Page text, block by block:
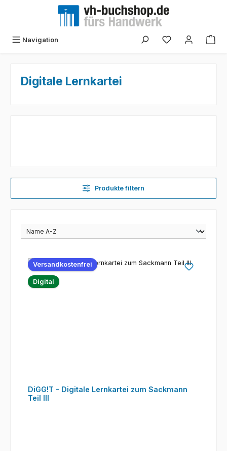
Zum Hauptinhalt springen
Navigation
Digitale Lernkartei
Produkte filtern
Versandkostenfrei
Digital
DiGG!T - Digitale Lernkartei zum Sackmann
Teil III